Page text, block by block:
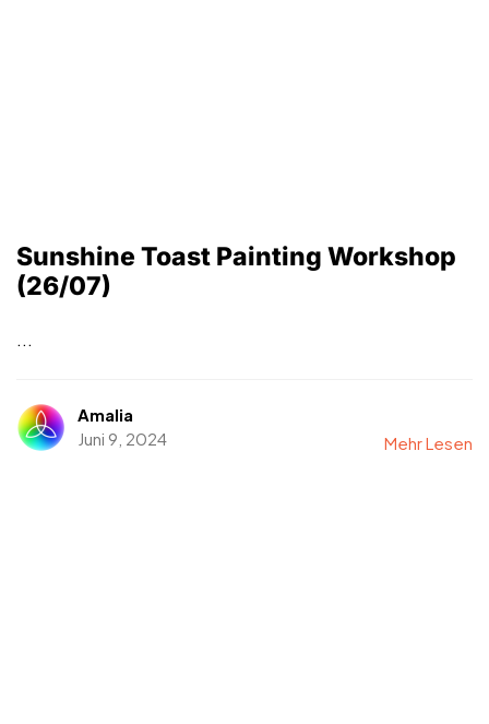
Sunshine Toast Painting Workshop
(26/07)
...
Amalia
Juni 9, 2024
Mehr Lesen